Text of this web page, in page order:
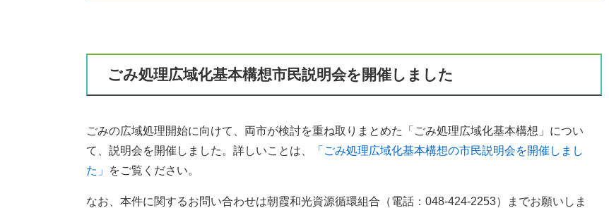
ごみ処理広域化基本構想市民説明会を開催しました
ごみの広域処理開始に向けて、両市が検討を重ね取りまとめた「ごみ処理広域化基本構想」につい
て、説明会を開催しました。詳しいことは、
「ごみ処理広域化基本構想の市民説明会を開催しまし
た」
をご覧ください。
なお、本件に関するお問い合わせは朝霞和光資源循環組合（電話：048-424-2253）までお願いしま